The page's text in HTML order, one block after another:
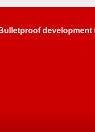
Bulletproof development